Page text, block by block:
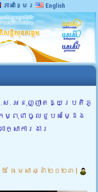
ភាសាខ្មែរ English
. អនុញ្ញាតឱ្យប្រតិភូ
រកម្ពុជា ចូលជួបសម្ដែង
សាការងារ
ខែ មេសា ឆ្នាំ ២០២៣